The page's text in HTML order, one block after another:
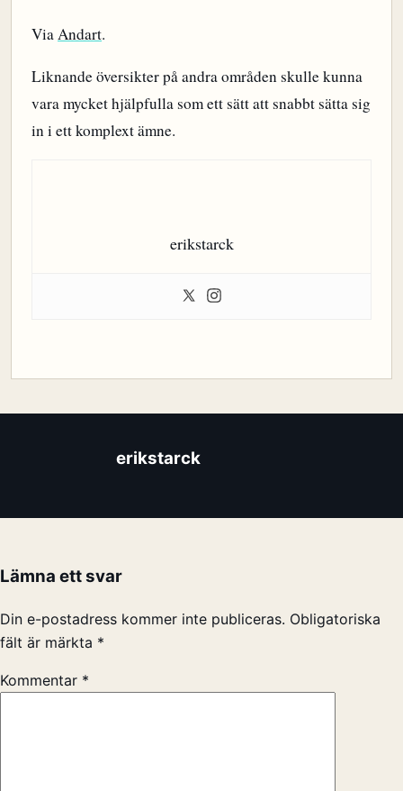
Via Andart.
Liknande översikter på andra områden skulle kunna
vara mycket hjälpfulla som ett sätt att snabbt sätta sig
in i ett komplext ämne.
erikstarck
erikstarck
Lämna ett svar
Din e-postadress kommer inte publiceras. Obligatoriska
fält är märkta *
Kommentar *